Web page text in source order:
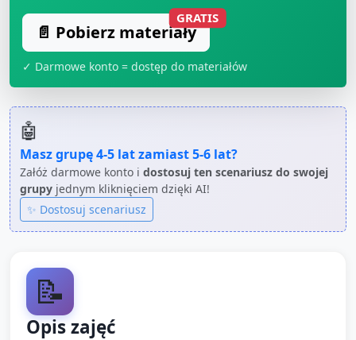
📄 Pobierz materiały
GRATIS
✓ Darmowe konto = dostęp do materiałów
🤖
Masz grupę4-5 latzamiast5-6 lat?
Załóż darmowe konto i dostosuj ten scenariusz do swojej
grupy jednym kliknięciem dzięki AI!
✨ Dostosuj scenariusz
📝
Opis zajęć